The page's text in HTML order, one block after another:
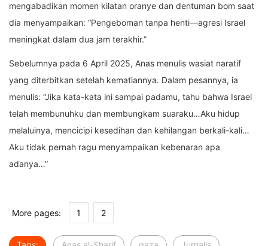
mengabadikan momen kilatan oranye dan dentuman bom saat
dia menyampaikan: “Pengeboman tanpa henti—agresi Israel
meningkat dalam dua jam terakhir.”
Sebelumnya pada 6 April 2025, Anas menulis wasiat naratif
yang diterbitkan setelah kematiannya. Dalam pesannya, ia
menulis: “Jika kata-kata ini sampai padamu, tahu bahwa Israel
telah membunuhku dan membungkam suaraku…Aku hidup
melaluinya, mencicipi kesedihan dan kehilangan berkali-kali…
Aku tidak pernah ragu menyampaikan kebenaran apa
adanya…”
More pages: 1 2